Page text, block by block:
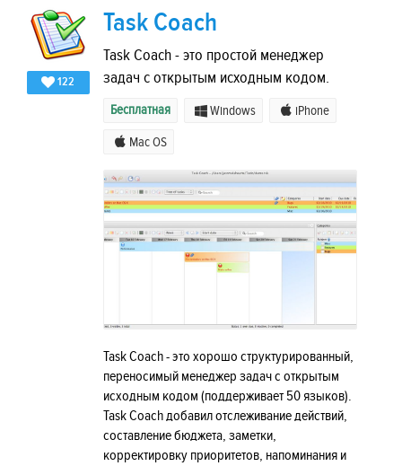
122
Task Coach
Task Coach - это простой менеджер
задач с открытым исходным кодом.
Бесплатная Windows iPhone
Mac OS
Task Coach - это хорошо структурированный,
переносимый менеджер задач с открытым
исходным кодом (поддерживает 50 языков).
Task Coach добавил отслеживание действий,
составление бюджета, заметки,
корректировку приоритетов, напоминания и